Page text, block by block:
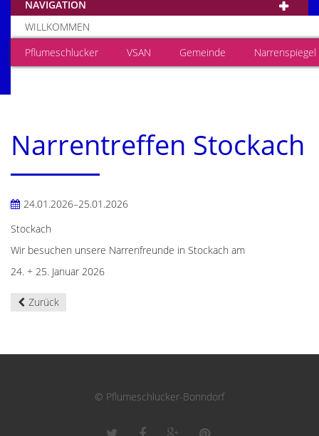
NAVIGATION
WILLKOMMEN
Pflumeschlucker
VSAN Gemeinde Narrenspiegel
Narrentreffen Stockach
24.01.2026–25.01.2026
Stockach
Wir besuchen unsere Narrenfreunde in Stockach am
24. + 25. Januar 2026
Zurück
© Pflumeschlucker-Bonndorf